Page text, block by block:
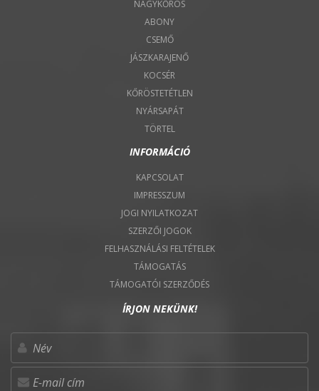
NAGYKŐRÖS
ABONY
CSEMŐ
JÁSZKARAJENŐ
KOCSÉR
KŐRÖSTETÉTLEN
NYÁRSAPÁT
TÖRTEL
INFORMÁCIÓ
KAPCSOLAT
IMPRESSZUM
JOGI NYILATKOZAT
SZERZŐI JOGOK
FELHASZNÁLÁSI FELTÉTELEK
TÁMOGATÁS
TÁMOGATÓI SZERZŐDÉS
ÍRJON NEKÜNK!